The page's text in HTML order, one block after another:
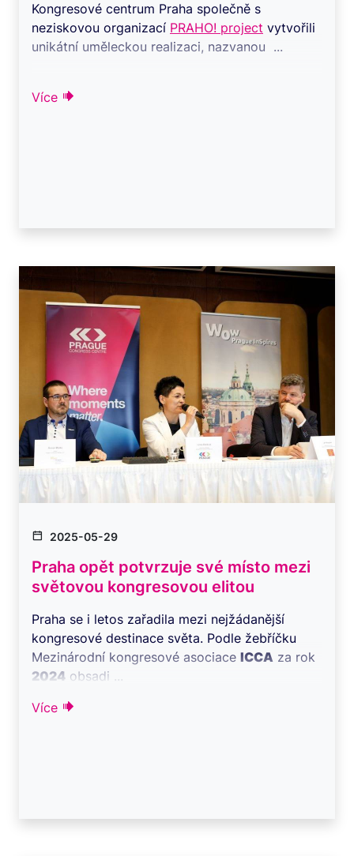
Kongresové centrum Praha společně s
neziskovou organizací PRAHO! project vytvořili
unikátní uměleckou realizaci, nazvanou ...
Více
2025-05-29
Praha opět potvrzuje své místo mezi
světovou kongresovou elitou
Praha se i letos zařadila mezi nejžádanější
kongresové destinace světa. Podle žebříčku
Mezinárodní kongresové asociace ICCA za rok
2024 obsadi ...
Více